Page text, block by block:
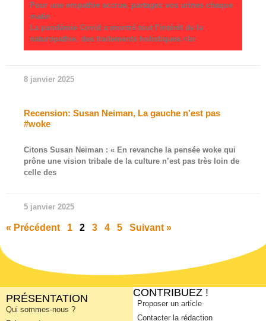
Pour une empathie accrue, partagez vos urines chaque
matin
La pandémie Covid a montré tout l’intérêt de la
naturopathie, des traitements holistiques.<br
8 janvier 2025
Recension: Susan Neiman, La gauche n’est pas
#woke
Citons Susan Neiman : « En revanche la pensée woke qui
prône une vision tribale de la culture n’est pas très loin de
celle des
5 janvier 2025
« Précédent 1 2 3 4 5 Suivant »
PRÉSENTATION
Qui sommes-nous ?
CONTRIBUEZ !
Proposer un article
Contacter la rédaction